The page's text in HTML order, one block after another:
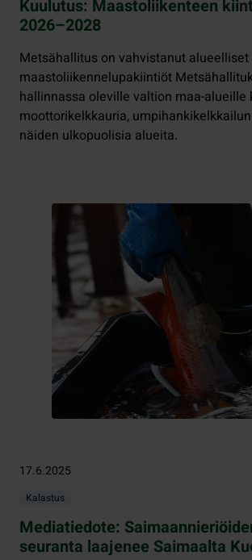
Kuulutus: Maastoliikenteen
2026–2028
Metsähallitus on vahvistanut alueelliset
maastoliikennelupakiintiöt
hallinnassa oleville valtion maa-alueille
moottorikelkkauria,
näiden ulkopuolisia alueita.
17.6.2025
Kalastus
Mediatiedote:
seuranta laajenee Saimaalta